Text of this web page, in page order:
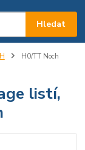
Hledat
H0/TT Noch
listí,